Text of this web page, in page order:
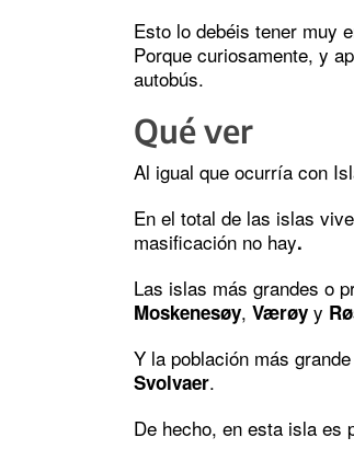
Esto lo debéis tener muy
Porque curiosamente, y
autobús.
Qué ver
Al igual que ocurría con
En el total de las islas
masificación no hay.
Las islas más grandes o
Moskenesøy, Værøy y
Y la población más
Svolvaer.
De hecho, en esta isla es